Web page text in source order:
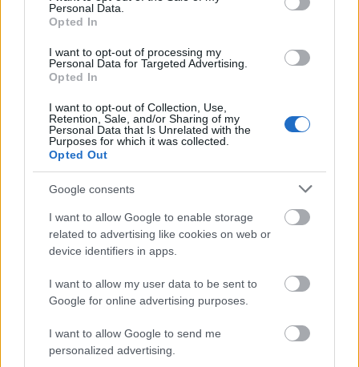
Personal Data.
Opted In
I want to opt-out of processing my
Personal Data for Targeted Advertising.
Opted In
I want to opt-out of Collection, Use,
Retention, Sale, and/or Sharing of my
Personal Data that Is Unrelated with the
Purposes for which it was collected.
Opted Out
Google consents
I want to allow Google to enable storage
related to advertising like cookies on web or
device identifiers in apps.
I want to allow my user data to be sent to
Google for online advertising purposes.
I want to allow Google to send me
personalized advertising.
mençur të konsultoheni me një profesionist të
kujdesit shëndetësor. Ata mund të ofrojnë këshilla
të personalizuara, duke ju ndihmuar të kuptoni
rreziqet. Kjo siguron që suplementet të përmbushin
qëllimet tuaja shëndetësore.
CLA kundrejt yndyrnave trans
industriale
Është thelbësore të kuptohen ndryshimet midis
acidit linoleik të konjuguar (CLA) dhe yndyrnave
trans industriale. Të dyja janë izomerë strukturorë,
por kanë efekte të dallueshme shëndetësore. CLA,
që gjendet në mish dhe produkte qumështi, mund të
ndihmojë në menaxhimin e peshës dhe në
Yndyrnat trans industriale, të cilat gjenden në